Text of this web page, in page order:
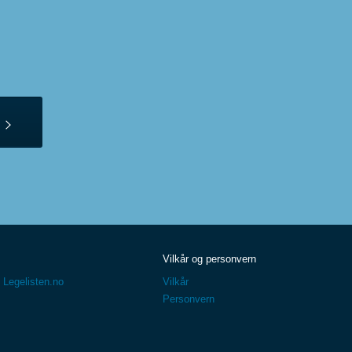
Legelisten.no
Vilkår og personvern
Vilkår
Personvern